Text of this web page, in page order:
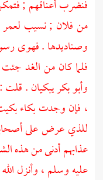
فنضرب أعناقهم ;
من فلان ; نسيب
وصناديدها . فهوى
فلما كان من الغد
وأبو بكريبكيان . قلت
، فإن وجدت بكاء
للذي عرض على
عذابهم أدنى من هذه
عليه وسلم ، وأنزل